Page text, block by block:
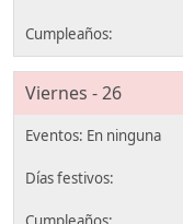
Viernes - 26